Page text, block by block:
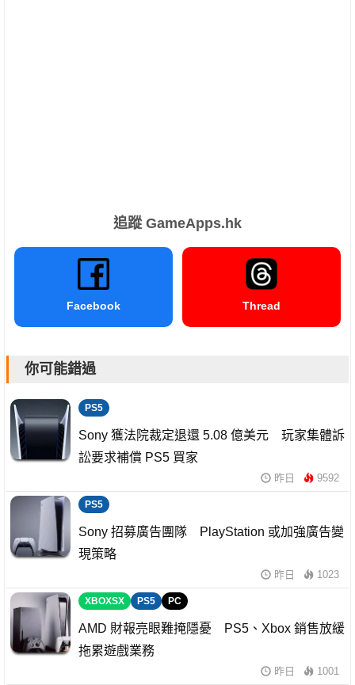
追蹤 GameApps.hk
Facebook Thread
你可能錯過
PS5
Sony 獲法院裁定退還 5.08 億美元 玩家集體訴
訟要求補償 PS5 買家
昨日 9592
PS5
Sony 招募廣告團隊 PlayStation 或加強廣告變
現策略
昨日 1023
XBOXSX PS5 PC
AMD 財報亮眼難掩隱憂 PS5、Xbox 銷售放緩
拖累遊戲業務
昨日 1001